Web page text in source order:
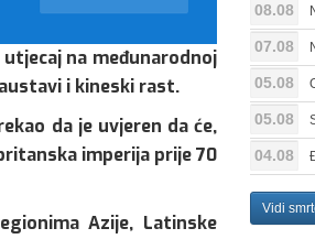
na međunarodnoj
i kineski rast.
da je uvjeren da će,
imperija prije 70
Azije, Latinske
08.08
07.08
05.08
05.08
04.08
Vidi